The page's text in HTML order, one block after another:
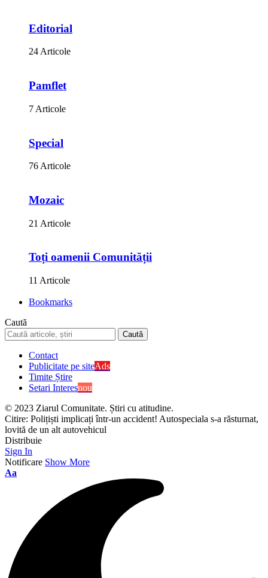
Editorial
24 Articole
Pamflet
7 Articole
Special
76 Articole
Mozaic
21 Articole
Toți oamenii Comunității
11 Articole
Bookmarks
Caută
Contact
Publicitate pe siteAds
Timite Știre
Setari Interesnou
© 2023 Ziarul Comunitate. Știri cu atitudine.
Citire: Polițiști implicați într-un accident! Autospeciala s-a răsturnat,
lovită de un alt autovehicul
Distribuie
Sign In
Notificare Show More
Aa